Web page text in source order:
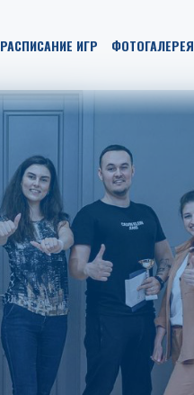
РАСПИСАНИЕ ИГР ФОТОГАЛЕРЕЯ